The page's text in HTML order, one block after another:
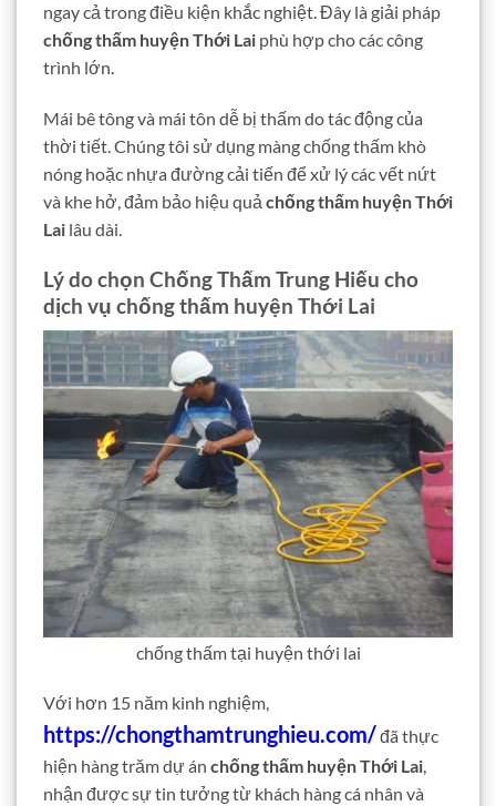
ngay cả trong điều kiện khắc nghiệt. Đây là giải pháp
chống thấm huyện Thới Lai phù hợp cho các công
trình lớn.
Mái bê tông và mái tôn dễ bị thấm do tác động của
thời tiết. Chúng tôi sử dụng màng chống thấm khò
nóng hoặc nhựa đường cải tiến để xử lý các vết nứt
và khe hở, đảm bảo hiệu quả chống thấm huyện Thới
Lai lâu dài.
Lý do chọn Chống Thấm Trung Hiếu cho
dịch vụ chống thấm huyện Thới Lai
chống thấm tại huyện thới lai
Với hơn 15 năm kinh nghiệm,
https://chongthamtrunghieu.com/đã thực
hiện hàng trăm dự án chống thấm huyện Thới Lai,
nhận được sự tin tưởng từ khách hàng cá nhân và